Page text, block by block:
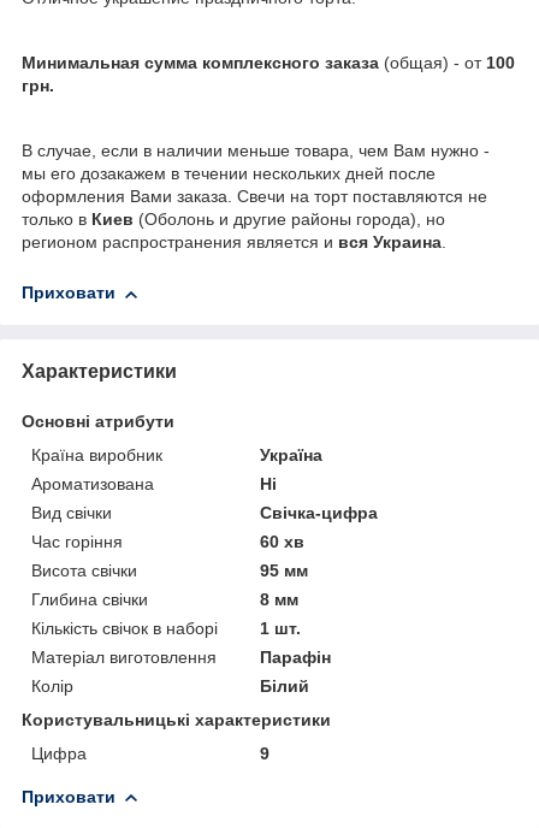
Минимальная сумма комплексного заказа (общая) - от100
грн.
В случае, если в наличии меньше товара, чем Вам нужно -
мы его дозакажем в течении нескольких дней после
оформления Вами заказа. Свечи на торт поставляются не
только в Киев (Оболонь и другие районы города), но
регионом распространения является и вся Украина.
Приховати
Характеристики
Основні атрибути
Країна виробник
Україна
Ароматизована
Ні
Вид свічки
Свічка-цифра
Час горіння
60 хв
Висота свічки
95 мм
Глибина свічки
8 мм
Кількість свічок в наборі
1 шт.
Матеріал виготовлення
Парафін
Колір
Білий
Користувальницькі характеристики
Цифра
9
Приховати